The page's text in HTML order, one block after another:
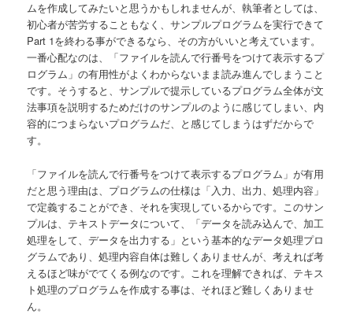
ムを作成してみたいと思うかもしれませんが、執筆者としては、
初心者が苦労することもなく、サンプルプログラムを実行できて
Part 1を終わる事ができるなら、その方がいいと考えています。
一番心配なのは、「ファイルを読んで行番号をつけて表示するプ
ログラム」の有用性がよくわからないまま読み進んでしまうこと
です。そうすると、サンプルで提示しているプログラム全体が文
法事項を説明するためだけのサンプルのように感じてしまい、内
容的につまらないプログラムだ、と感じてしまうはずだからで
す。
「ファイルを読んで行番号をつけて表示するプログラム」が有用
だと思う理由は、プログラムの仕様は「入力、出力、処理内容」
で定義することができ、それを実現しているからです。このサン
プルは、テキストデータについて、「データを読み込んで、加工
処理をして、データを出力する」という基本的なデータ処理プロ
グラムであり、処理内容自体は難しくありませんが、考えれば考
えるほど味がでてくる例なのです。これを理解できれば、テキス
ト処理のプログラムを作成する事は、それほど難しくありませ
ん。